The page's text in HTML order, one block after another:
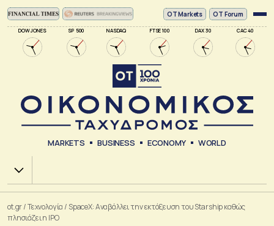
DOW JONES SP 500 NASDAQ FTSE 100 DAX 30 CAC 40
ΟΤ Markets OT Forum
MARKETS BUSINESS ECONOMY WORLD
Χ.Α.
ot.gr/Τεχνολογία / SpaceX: Αναβάλλει την εκτόξευση του Starship καθώς
πλησιάζει η IPO